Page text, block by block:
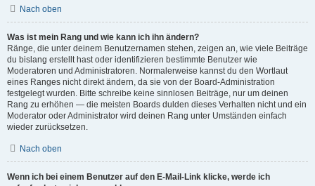
Nach oben
Was ist mein Rang und wie kann ich ihn ändern?
Ränge, die unter deinem Benutzernamen stehen, zeigen an, wie viele Beiträge
du bislang erstellt hast oder identifizieren bestimmte Benutzer wie
Moderatoren und Administratoren. Normalerweise kannst du den Wortlaut
eines Ranges nicht direkt ändern, da sie von der Board-Administration
festgelegt wurden. Bitte schreibe keine sinnlosen Beiträge, nur um deinen
Rang zu erhöhen — die meisten Boards dulden dieses Verhalten nicht und ein
Moderator oder Administrator wird deinen Rang unter Umständen einfach
wieder zurücksetzen.
Nach oben
Wenn ich bei einem Benutzer auf den E-Mail-Link klicke, werde ich